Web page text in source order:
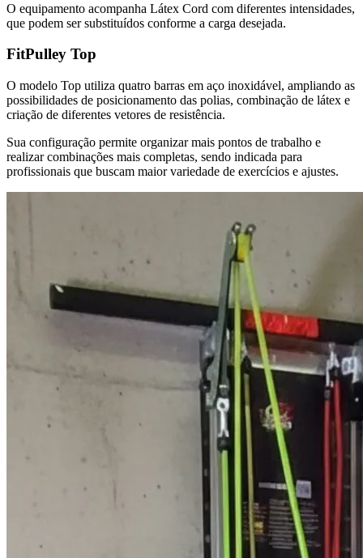
O equipamento acompanha Látex Cord com diferentes intensidades,
que podem ser substituídos conforme a carga desejada.
FitPulley Top
O modelo Top utiliza quatro barras em aço inoxidável, ampliando as
possibilidades de posicionamento das polias, combinação de látex e
criação de diferentes vetores de resistência.
Sua configuração permite organizar mais pontos de trabalho e
realizar combinações mais completas, sendo indicada para
profissionais que buscam maior variedade de exercícios e ajustes.